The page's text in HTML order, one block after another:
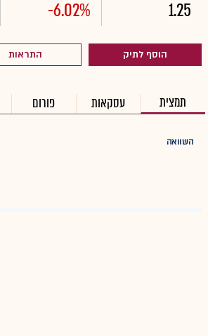
1.25
-6.02%
הוסף לתיק התראות
תמצית עסקאות פורום
השוואה